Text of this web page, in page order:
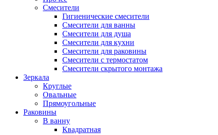
Смесители
Гигиенические смесители
Смесители для ванны
Смесители для душа
Смесители для кухни
Смесители для раковины
Смесители с термостатом
Смесители скрытого монтажа
Зеркала
Круглые
Овальные
Прямоугольные
Раковины
В ванну
Квадратная